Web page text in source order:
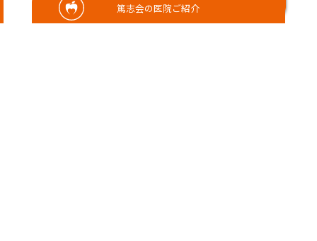
篤志会の医院ご紹介